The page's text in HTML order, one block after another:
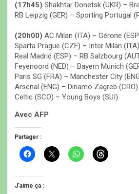
(17h45) Shakhtar Donetsk (UKR) –
RB Leipzig (GER) – Sporting Portugal
(20h00) AC Milan (ITA) – Gérone
Sparta Prague (CZE) – Inter Milan (ITA)
Real Madrid (ESP) – RB Salzbourg
Feyenoord (NED) – Bayern Munich
Paris SG (FRA) – Manchester City
Arsenal (ENG) – Dinamo Zagreb (CRO)
Celtic (SCO) – Young Boys (SUI)
Avec AFP
Partager :
C
l
u
e
C
l
C
l
C
l
J’aime ça :